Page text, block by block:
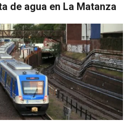
de agua en La Matanza